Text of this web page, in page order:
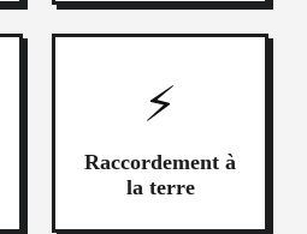
⚡
Raccordement à
la terre